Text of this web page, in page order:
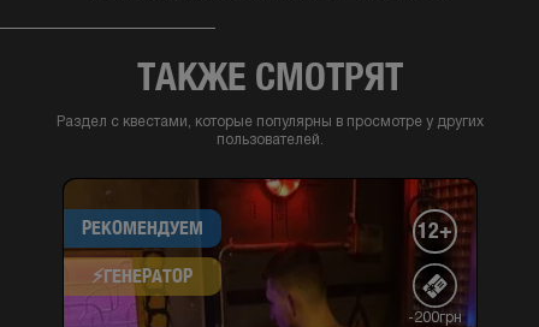
ТАКЖЕ СМОТРЯТ
Раздел с квестами, которые популярны в просмотре у других
пользователей.
РЕКОМЕНДУЕМ
⚡​ГЕНЕРАТОР
12+
-200грн